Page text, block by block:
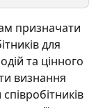
призначати
для
та цінного
визнання